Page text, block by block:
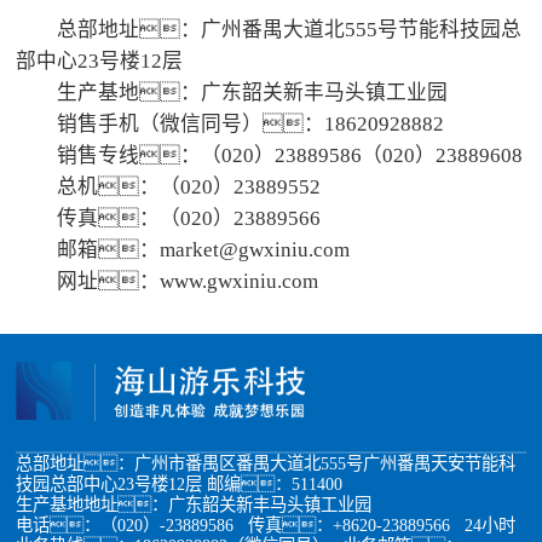
总部地址：广州番禺大道北555号节能科技园总
部中心23号楼12层
生产基地：广东韶关新丰马头镇工业园
销售手机（微信同号）：18620928882
销售专线：（020）23889586（020）23889608
总机：（020）23889552
传真：（020）23889566
邮箱：market@gwxiniu.com
网址：www.gwxiniu.com
总部地址：广州市番禺区番禺大道北555号广州番禺天安节能科
技园总部中心23号楼12层 邮编：511400
生产基地地址：广东韶关新丰马头镇工业园
电话：（020）-23889586 传真：+8620-23889566 24小时